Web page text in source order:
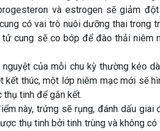
và estrogen sẽ giảm
có vai trò nuôi dưỡng thai trong
tử cung sẽ co bóp để đào thải niêm
nguyệt của mỗi chu kỳ thường kéo
kết thúc, một lớp niêm mạc mới sẽ
tinh để gắn kết.
này, trứng sẽ rụng, đánh dấu
thụ tinh bởi tinh trùng và không